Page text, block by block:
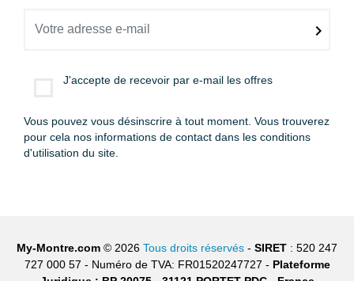
J'accepte de recevoir par e-mail les offres
Vous pouvez vous désinscrire à tout moment. Vous trouverez
pour cela nos informations de contact dans les conditions
d'utilisation du site.
My-Montre.com © 2026 Tous droits réservés - SIRET : 520 247
727 000 57 - Numéro de TVA: FR01520247727 - Plateforme